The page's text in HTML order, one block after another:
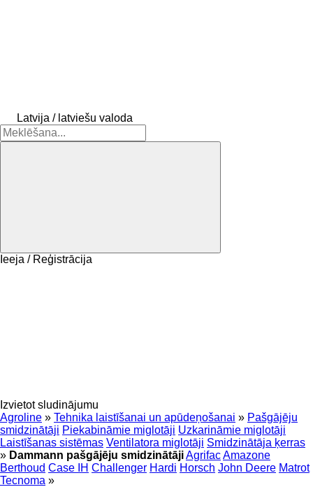
Latvija / latviešu valoda
Ieeja / Reģistrācija
Izvietot sludinājumu
Agroline » Tehnika laistīšanai un apūdeņošanai » Pašgājēju
smidzinātāji Piekabināmie miglotāji Uzkarināmie miglotāji
Laistīšanas sistēmas Ventilatora miglotāji Smidzinātāja ķerras
» Dammann pašgājēju smidzinātājiAgrifacAmazone
Berthoud Case IH Challenger Hardi Horsch John Deere Matrot
Tecnoma »